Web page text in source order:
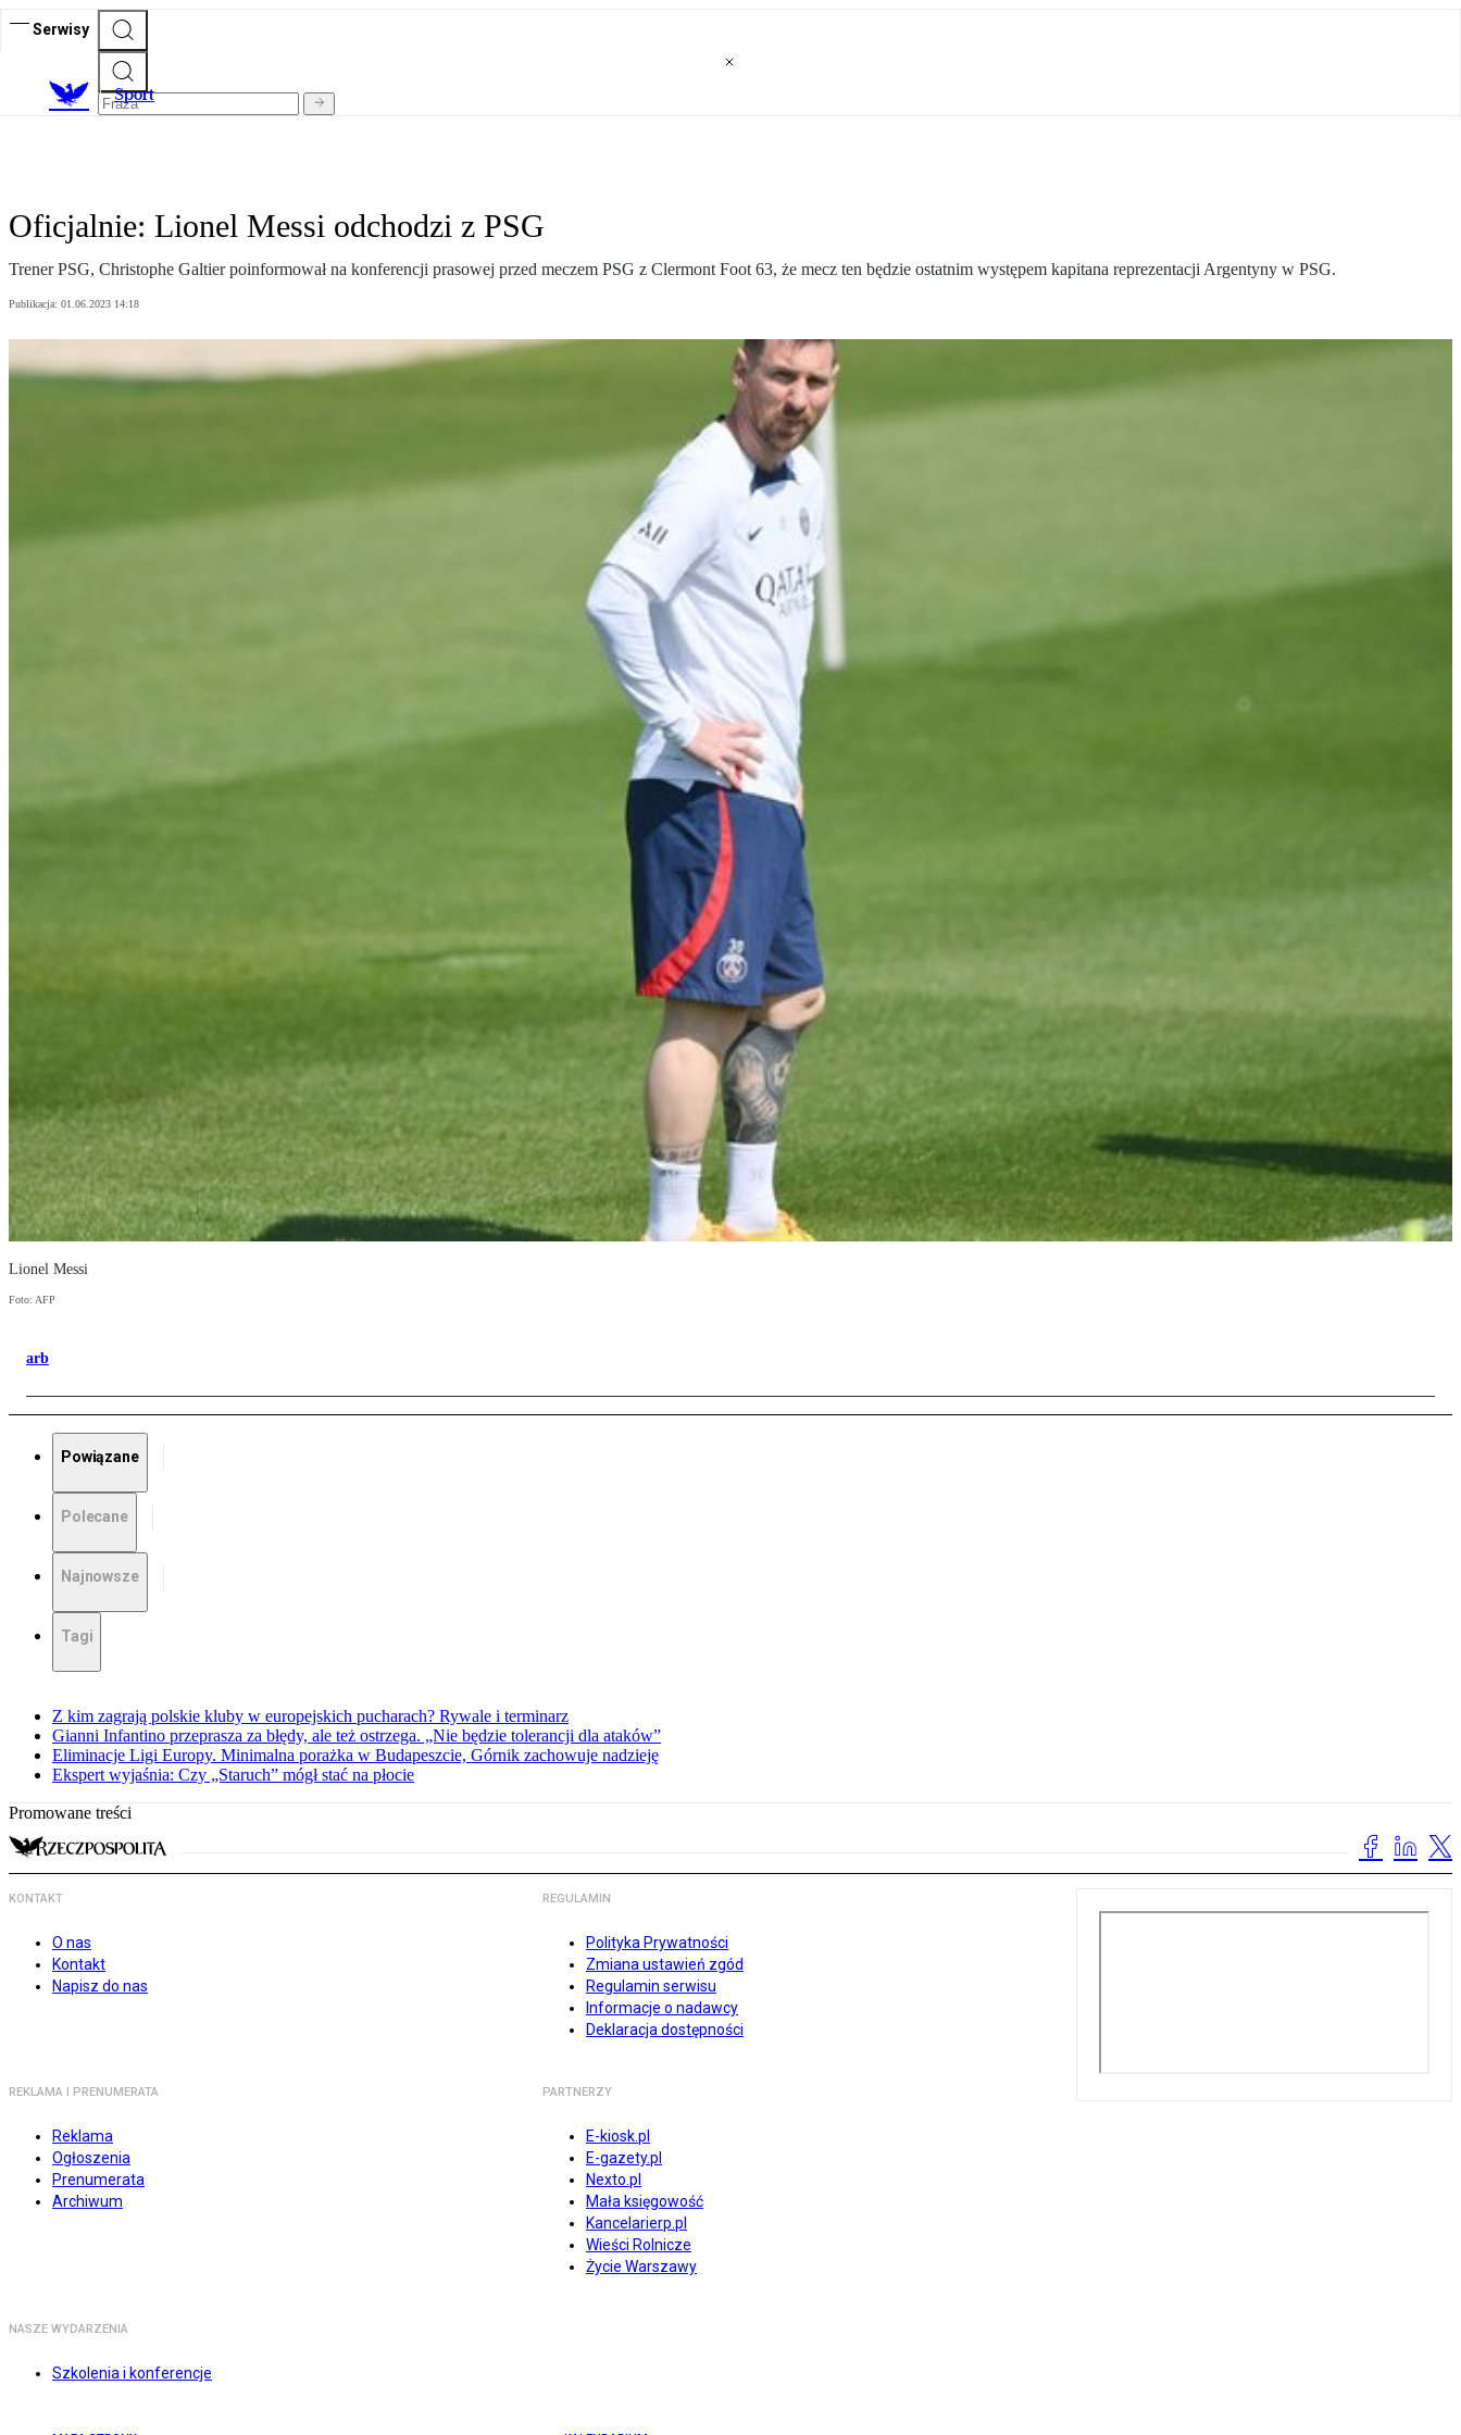
Serwisy
Sport
Oficjalnie: Lionel Messi odchodzi z PSG
Trener PSG, Christophe Galtier poinformował na konferencji prasowej przed meczem PSG z Clermont Foot 63, że mecz ten będzie ostatnim występem kapitana reprezentacji Argentyny w PSG.
Publikacja: 01.06.2023 14:18
Lionel Messi
Foto: AFP
arb
Powiązane
Polecane
Najnowsze
Tagi
Z kim zagrają polskie kluby w europejskich pucharach? Rywale i terminarz
Gianni Infantino przeprasza za błędy, ale też ostrzega. „Nie będzie tolerancji dla ataków”
Eliminacje Ligi Europy. Minimalna porażka w Budapeszcie, Górnik zachowuje nadzieję
Ekspert wyjaśnia: Czy „Staruch” mógł stać na płocie
Promowane treści
KONTAKT
O nas
Kontakt
Napisz do nas
REGULAMIN
Polityka Prywatności
Zmiana ustawień zgód
Regulamin serwisu
Informacje o nadawcy
Deklaracja dostępności
REKLAMA I PRENUMERATA
Reklama
Ogłoszenia
Prenumerata
Archiwum
PARTNERZY
E-kiosk.pl
E-gazety.pl
Nexto.pl
Mała księgowość
Kancelarierp.pl
Wieści Rolnicze
Życie Warszawy
NASZE WYDARZENIA
Szkolenia i konferencje